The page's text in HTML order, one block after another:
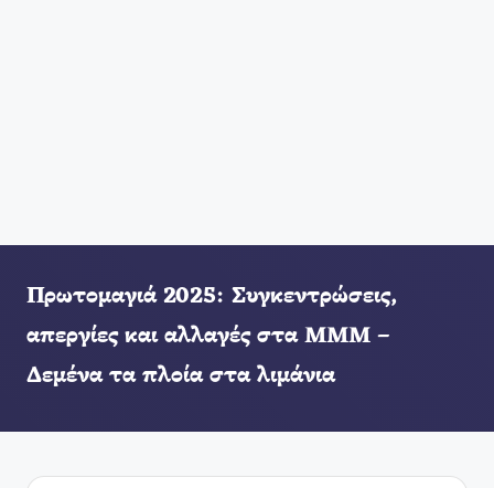
Πρωτομαγιά 2025: Συγκεντρώσεις,
απεργίες και αλλαγές στα ΜΜΜ –
Δεμένα τα πλοία στα λιμάνια